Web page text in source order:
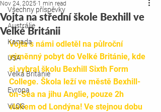
Všechny příspěvky
Austrálie
Kanada
USA
Velká Británie
Evropa
VLOG
Vojta na střední škole Bexhill ve
Velké Británii
Nov 24, 2025 1 min read
Vojta s námi odletěl na půlroční
výměnný pobyt do Velké Británie, kde
si vybral školu Bexhill Sixth Form
College. Škola leží ve městě Bexhill-
on-Sea na jihu Anglie, pouze 2h
vlakem od Londýna! Ve stejnou dobu